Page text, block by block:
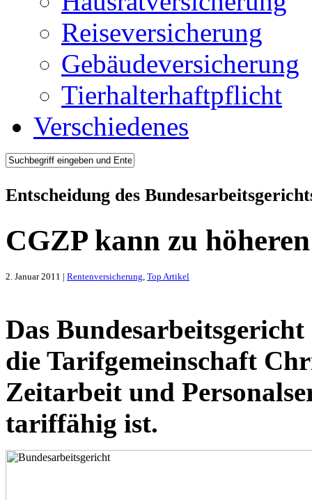
Reiseversicherung
Gebäudeversicherung
Tierhalterhaftpflicht
Verschiedenes
Entscheidung des
CGZP kann zu
2. Januar 2011 | Rentenversicherung Top Artikel
Das
die Tarifgemeinschaft
Zeitarbeit und
tariffähig ist.